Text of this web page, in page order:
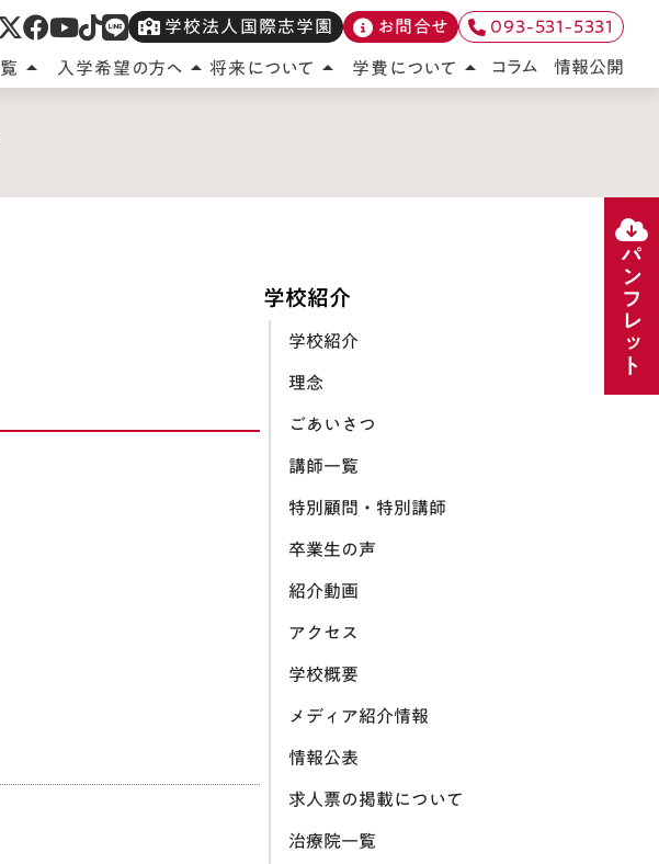
学校紹介
学校紹介
理念
ごあいさつ
講師一覧
特別顧問・特別講師
卒業生の声
紹介動画
アクセス
学校概要
メディア紹介情報
情報公表
求人票の掲載について
治療院一覧
パンフレット
学校法人国際志学園 お問合せ
093-531-5331
arrow_drop_up 入学希望の方へ arrow_drop_up 将来について arrow_drop_up 学費について arrow_drop_up コラム 情報公開